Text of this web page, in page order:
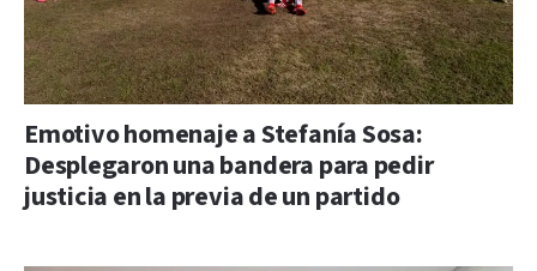
Emotivo homenaje a Stefanía Sosa:
Desplegaron una bandera para pedir
justicia en la previa de un partido